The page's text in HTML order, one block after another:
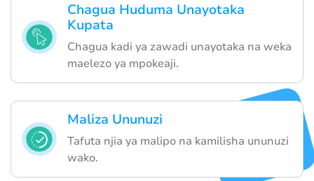
Chagua Huduma Unayotaka
Kupata
Chagua kadi ya zawadi unayotaka na weka
maelezo ya mpokeaji.
Maliza Ununuzi
Tafuta njia ya malipo na kamilisha ununuzi
wako.